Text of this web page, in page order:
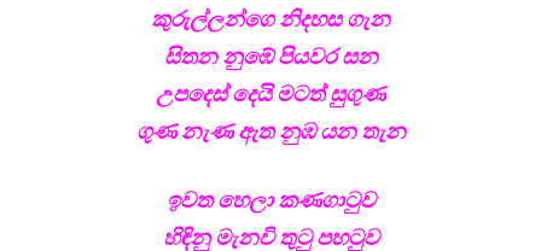
කුරුල්ලන්ගෙ නිදහස ගැන
සිතන නුඹේ පියවර සන
උපදෙස් දෙයි මටත් සුගුණ
ගුණ නැණ ඇත නුඹ යන තැන
ඉවත හෙලා කණගාටුව
හිඳිනු මැනවි තුටු පහටුව